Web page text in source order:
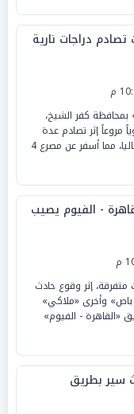
دراجات نارية
كفر الشيخ،
مروعاً إثر تصادم عدة
دراجات نارية بالقرب من قرية أطاليا، مما أسفر عن مصرع 4
- الفيوم يصيب
متفرقة، إثر وقوع حادث
وأخرى «ملاكي»
«القاهرة - الفيوم»
سير بطريق